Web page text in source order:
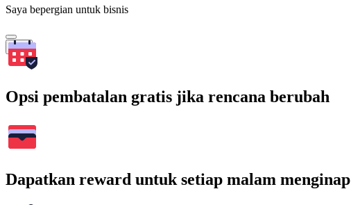
Saya bepergian untuk bisnis
Cari
Opsi pembatalan gratis jika rencana berubah
Dapatkan reward untuk setiap malam menginap